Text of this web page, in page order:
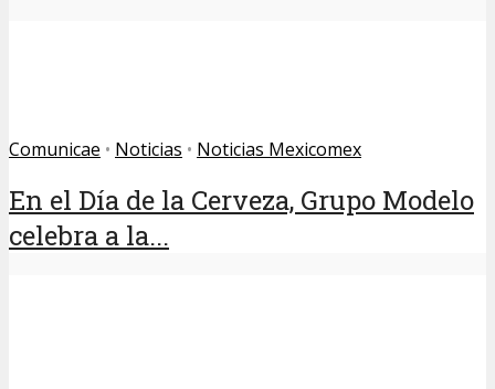
Comunicae • Noticias • Noticias Mexicomex
En el Día de la Cerveza, Grupo Modelo
celebra a la...